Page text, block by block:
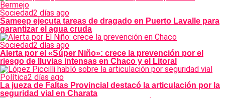
Sociedad2 días ago
Sameep ejecuta tareas de dragado en Puerto Lavalle para
garantizar el agua cruda
Sociedad2 días ago
Alerta por el «Súper Niño»: crece la prevención por el
riesgo de lluvias intensas en Chaco y el Litoral
Política2 días ago
La jueza de Faltas Provincial destacó la articulación por la
seguridad vial en Charata